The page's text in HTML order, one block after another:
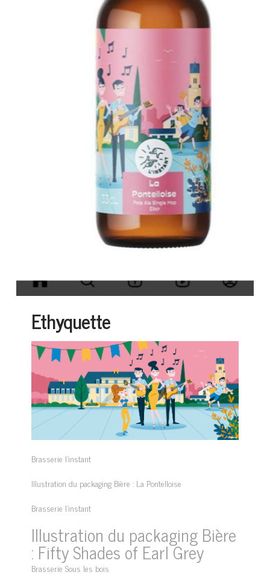
Ethyquette
Brasserie l’instant
Illustration du packaging Bière : La Pontelloise
Brasserie l’instant
Illustration du packaging Bière
: Fifty Shades of Earl Grey
Brasserie Sous les bois